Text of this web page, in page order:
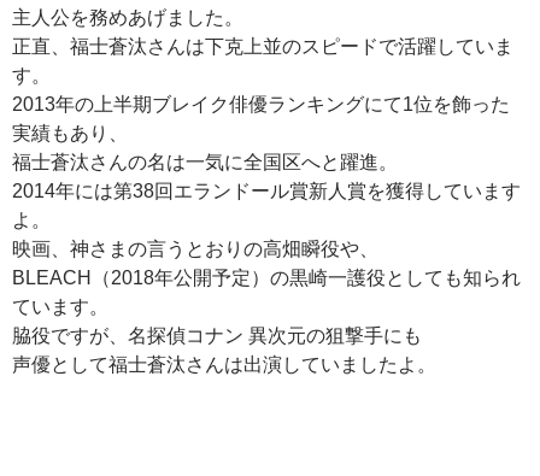
主人公を務めあげました。
正直、福士蒼汰さんは下克上並のスピードで活躍していま
す。
2013年の上半期ブレイク俳優ランキングにて1位を飾った
実績もあり、
福士蒼汰さんの名は一気に全国区へと躍進。
2014年には第38回エランドール賞新人賞を獲得しています
よ。
映画、神さまの言うとおりの高畑瞬役や、
BLEACH（2018年公開予定）の黒崎一護役としても知られ
ています。
脇役ですが、名探偵コナン 異次元の狙撃手にも
声優として福士蒼汰さんは出演していましたよ。